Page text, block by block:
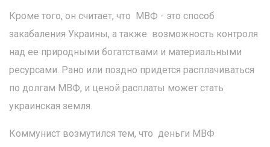
Кроме того, он считает, что МВФ - это способ
закабаления Украины, а также возможность контроля
над ее природными богатствами и материальными
ресурсами. Рано или поздно придется расплачиваться
по долгам МВФ, и ценой расплаты может стать
украинская земля.
Коммунист возмутился тем, что деньги МВФ